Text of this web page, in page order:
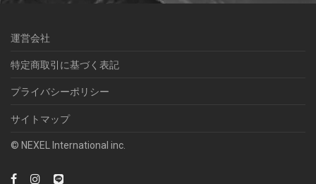
運営会社
特定商取引に基づく表記
プライバシーポリシー
サイトマップ
© NEXEL International inc.